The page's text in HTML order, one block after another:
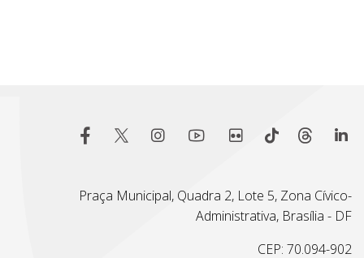
Praça Municipal, Quadra 2, Lote 5, Zona Cívico-
Administrativa, Brasília - DF
CEP: 70.094-902